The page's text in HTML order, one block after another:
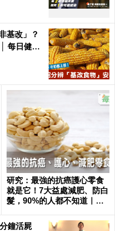
基改」？
每日健康
研究：最強的抗癌護心零食
就是它！7大益處減肥、防白
髮，90%的人都不知道｜每
鐘活屍